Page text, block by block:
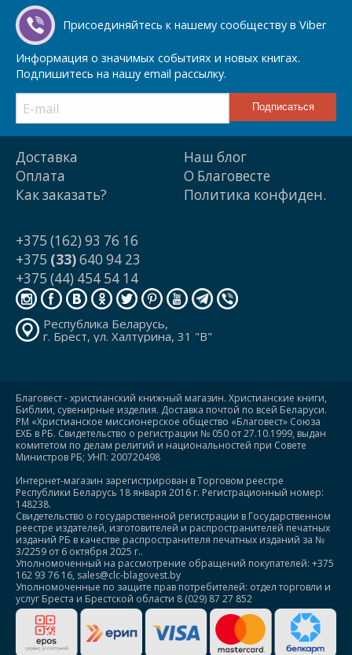
Присоединяйтесь к нашему сообществу в Viber
Информация о значимых событиях и новых книгах.
Подпишитесь на нашу email рассылку.
Доставка
Оплата
Как заказать?
Наш блог
О Благовесте
Политика конфиден.
+375 (162) 93 76 16
+375 (33)640 94 23
+375 (44) 454 54 14
Республика Беларусь,
г. Брест, ул. Халтурина, 31 "В"
Благовест - христианский книжный магазин. Христианские книги,
Библии, сувенирные изделия. Доставка почтой по всей Беларуси.
РМ «Христианское миссионерское общество «Благовест» Союза
ЕХБ в РБ. Свидетельство о регистрации № 050 от 27.10.1999, выдан
комитетом по делам религий и национальностей при Совете
Министров РБ; УНП: 200720498
Интернет-магазин зарегистрирован в Торговом реестре
Республики Беларусь 18 января 2016 г. Регистрационный номер:
148238.
Свидетельство о государственной регистрации в Государственном
реестре издателей, изготовителей и распространителей печатных
изданий РБ в качестве распространителя печатных изданий за №
3/2259 от 6 октября 2025 г..
Уполномоченный на рассмотрение обращений покупателей: +375
162 93 76 16, sales@clc-blagovest.by
Уполномоченные по защите прав потребителей: отдел торговли и
услуг Бреста и Брестской области 8 (029) 87 27 852